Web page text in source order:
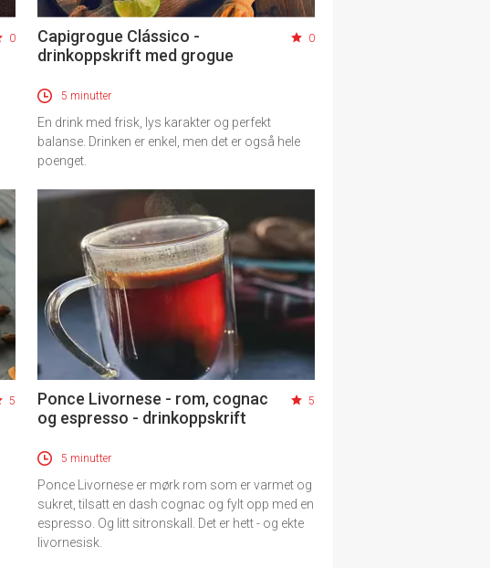
0
Capigrogue Clássico -
drinkoppskrift med grogue
0
5 minutter
En drink med frisk, lys karakter og perfekt
balanse. Drinken er enkel, men det er også hele
poenget.
5
Ponce Livornese - rom, cognac
og espresso - drinkoppskrift
5
5 minutter
Ponce Livornese er mørk rom som er varmet og
sukret, tilsatt en dash cognac og fylt opp med en
espresso. Og litt sitronskall. Det er hett - og ekte
livornesisk.